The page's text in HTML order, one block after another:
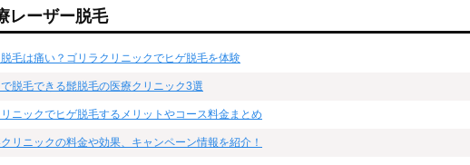
レーザー脱毛
毛は痛い？ゴリラクリニックでヒゲ脱毛を体験
脱毛できる髭脱毛の医療クリニック3選
ニックでヒゲ脱毛するメリットやコース料金まとめ
リニックの料金や効果、キャンペーン情報を紹介！